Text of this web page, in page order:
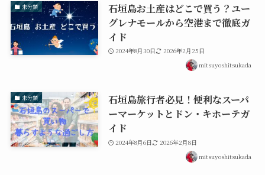
未分類
石垣島お土産はどこで買う？ユー
グレナモールから空港まで徹底ガ
イド
2024年8月30日
2026年2月25日
mitsuyoshitsukada
未分類
石垣島旅行者必見！便利なスーパ
ーマーケットとドン・キホーテガ
イド
2024年8月6日
2026年2月8日
mitsuyoshitsukada